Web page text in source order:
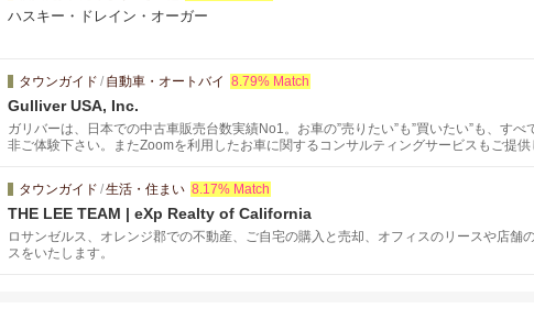
ハスキー・ドレイン・オーガー
タウンガイド / 自動車・オートバイ 8.79% Match
Gulliver USA, Inc.
ガリバーは、日本での中古車販売台数実績No1。お車の”売りたい”も”買いたい”も、す
非ご体験下さい。またZoomを利用したお車に関するコンサルティングサービスもご提供
タウンガイド /生活・住まい 8.17% Match
THE LEE TEAM | eXp Realty of California
ロサンゼルス、オレンジ郡での不動産、ご自宅の購入と売却、オフィスのリースや店舗
スをいたします。